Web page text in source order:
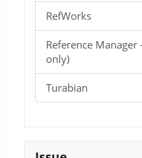
RefWorks
Reference
only)
Turabian